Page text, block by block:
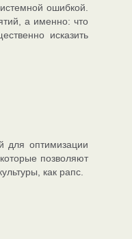
ошибкой.
а именно: что
исказить
для оптимизации
позволяют
как рапс.